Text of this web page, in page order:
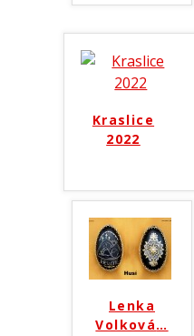
Kraslice
2022
Lenka
Volková…